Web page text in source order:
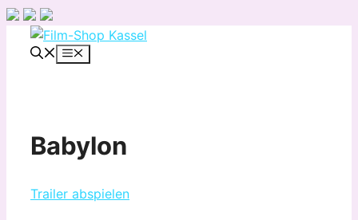
Zum
Inhalt
Menü
Babylon
Trailer abspielen